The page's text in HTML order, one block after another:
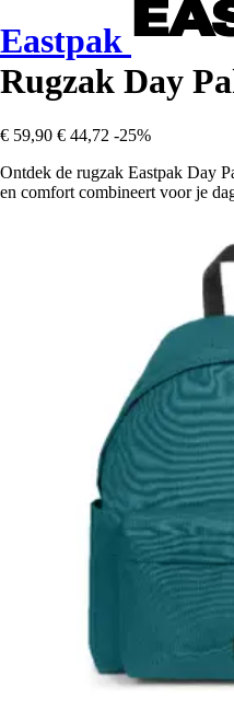
Eastpak
Rugzak Day
€ 59,90 € 44,72 -25%
Ontdek de rugzak Eastpak Day
en comfort combineert voor je